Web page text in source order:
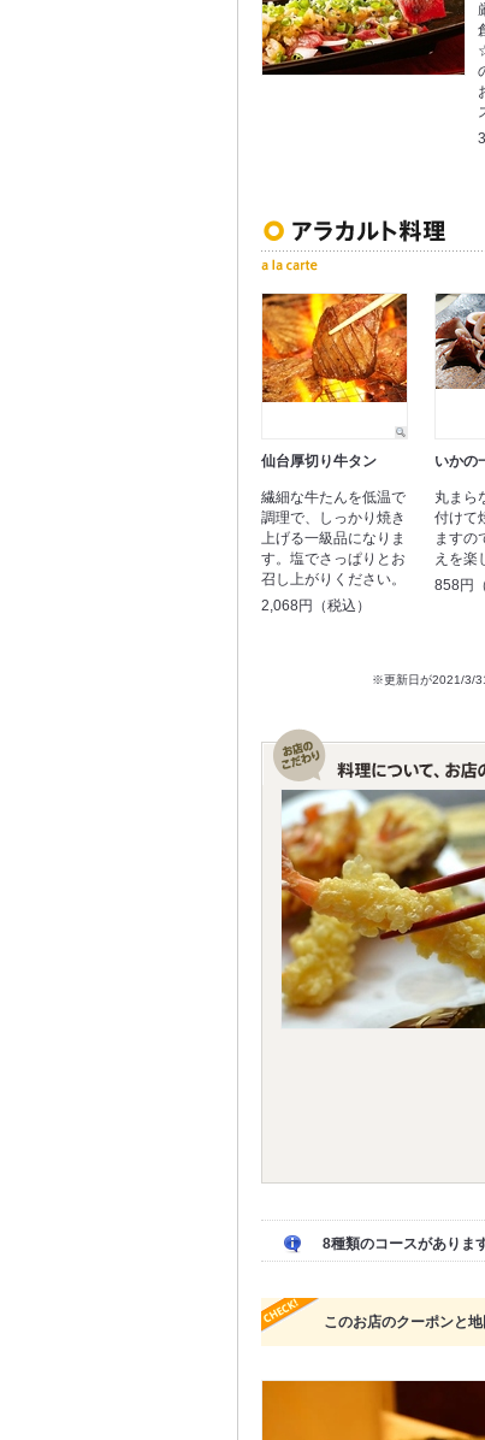
仙台厚切り牛タン
繊細な牛たんを低温で
調理で、しっかり焼き
上げる一級品になりま
す。塩でさっぱりとお
召し上がりください。
2,068円（税込）
いかの
丸まら
付けて
ますの
えを楽
858円
※更新日が2021/3/
8種類のコースがありま
このお店のクーポンと